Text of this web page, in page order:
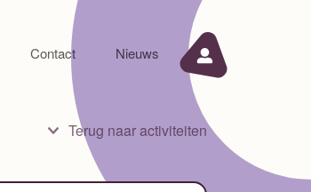
Contact Nieuws
Terug naar activiteiten